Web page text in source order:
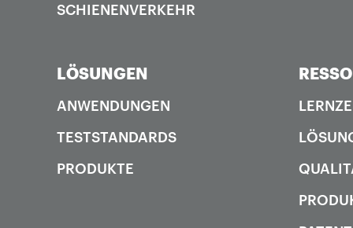
SCHIENENVERKEHR
LÖSUNGEN
ANWENDUNGEN
TESTSTANDARDS
PRODUKTE